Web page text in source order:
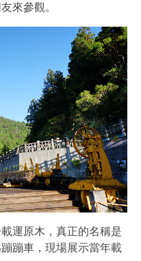
來參觀。
運原木，真正的名稱是
蹦車，現場展示當年載